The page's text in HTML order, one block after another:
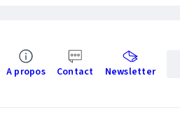
A propos Contact Newsletter